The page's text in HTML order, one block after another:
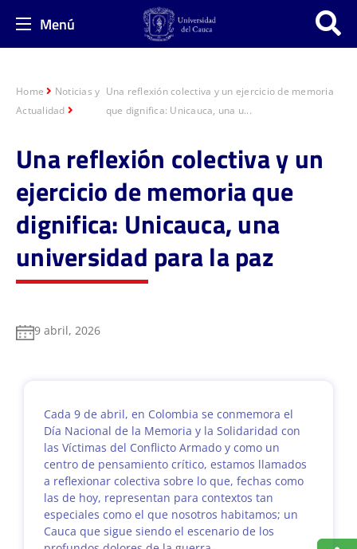
Menú
Home
Noticias y
Actualidad
Una reflexión colectiva y un ejercicio de memoria
que dignifica: Unicauca, una u...
Una reflexión colectiva y un
ejercicio de memoria que
dignifica: Unicauca, una
universidad para la paz
9 abril, 2026
Cada 9 de abril, en Colombia se conmemora el
Día Nacional de la Memoria y la Solidaridad con
las Víctimas del Conflicto Armado y como un
centro de pensamiento crítico, estamos llamados
a reflexionar colectiva sobre lo que, fechas como
las de hoy, representan para contextos tan
especiales como el que nosotros habitamos; un
Cauca que sigue siendo el escenario de los